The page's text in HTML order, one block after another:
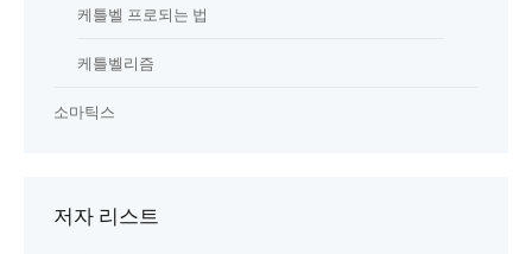
케틀벨 프로되는 법
케틀벨리즘
소마틱스
저자 리스트